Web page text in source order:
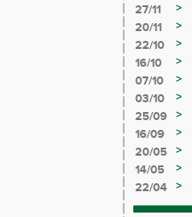
27/11
>
20/11
>
22/10
>
16/10
>
07/10 >
03/10
>
25/09
>
16/09
>
20/05
>
14/05
>
22/04
>